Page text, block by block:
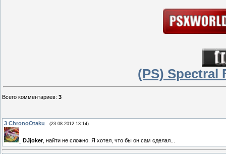
(PS) Spectral
Всего комментариев: 3
3 ChronoOtaku (23.08.2012 13:14)
DJjoker, найти не сложно. Я хотел, что бы он сам сделал...